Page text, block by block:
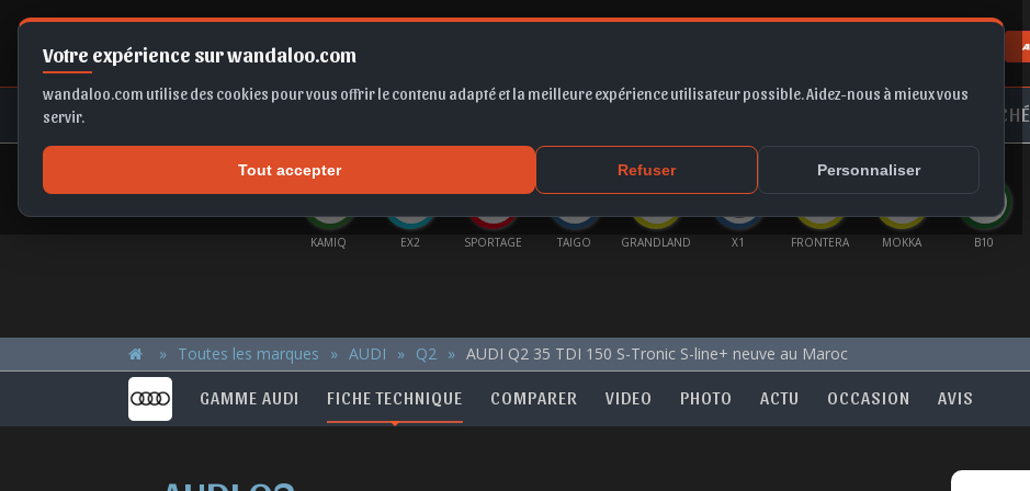
Votre expérience sur wandaloo.com
wandaloo.com utilise des cookies pour vous offrir le contenu adapté et la meilleure expérience utilisateur possible. Aidez-nous à mieux vous
servir.
Tout accepter Refuser Personnaliser
MARCHÉ
KAMIQ EX2 SPORTAGE TAIGO GRANDLAND X1 FRONTERA MOKKA B10
Toutes les marques AUDI Q2 AUDI Q2 35 TDI 150 S-Tronic S-line+ neuve au Maroc
GAMME AUDI FICHE TECHNIQUE COMPARER VIDEO PHOTO ACTU OCCASION AVIS